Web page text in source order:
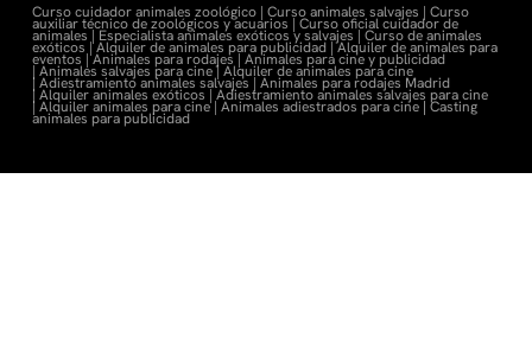
Curso cuidador animales zoológico | Curso animales salvajes | Curso
auxiliar técnico de zoológicos y acuarios | Curso oficial cuidador de
animales | Especialista animales exóticos y salvajes | Curso de animales
exóticos |Alquiler de animales para publicidad |Alquiler de animales para
eventos |Animales para rodajes | Animales para cine y publicidad
| Animales salvajes para cine | Alquiler de animales para cine
| Adiestramiento animales salvajes | Animales para rodajes Madrid
| Alquiler animales exóticos | Adiestramiento animales salvajes para cine
| Alquiler animales para cine | Animales adiestrados para cine| Casting
animales para publicidad